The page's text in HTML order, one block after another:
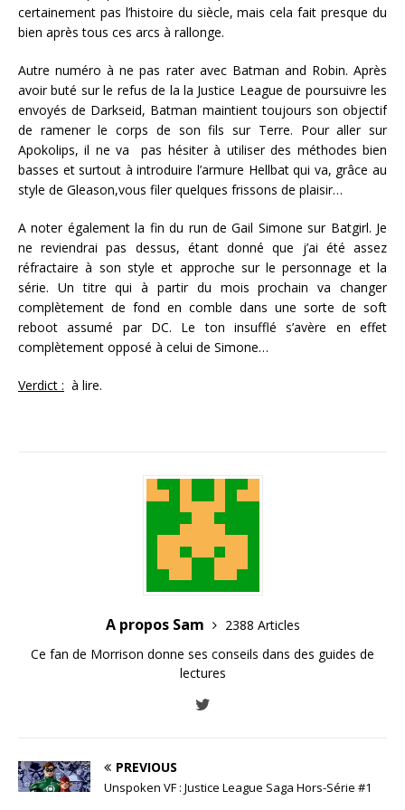
certainement pas l’histoire du siècle, mais cela fait presque du
bien après tous ces arcs à rallonge.
Autre numéro à ne pas rater avec Batman and Robin. Après
avoir buté sur le refus de la la Justice League de poursuivre les
envoyés de Darkseid, Batman maintient toujours son objectif
de ramener le corps de son fils sur Terre. Pour aller sur
Apokolips, il ne va pas hésiter à utiliser des méthodes bien
basses et surtout à introduire l’armure Hellbat qui va, grâce au
style de Gleason,vous filer quelques frissons de plaisir…
A noter également la fin du run de Gail Simone sur Batgirl. Je
ne reviendrai pas dessus, étant donné que j’ai été assez
réfractaire à son style et approche sur le personnage et la
série. Un titre qui à partir du mois prochain va changer
complètement de fond en comble dans une sorte de soft
reboot assumé par DC. Le ton insufflé s’avère en effet
complètement opposé à celui de Simone…
Verdict : à lire.
A propos Sam
2388 Articles
Ce fan de Morrison donne ses conseils dans des guides de
lectures
PREVIOUS
Unspoken VF : Justice League Saga Hors-Série #1